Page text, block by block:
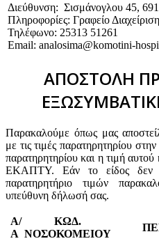
Διεύθυνση: Σισμάνογλου 45,
Πληροφορίες: Γραφείο
Τηλέφωνο: 25313 51261
Email: analosima@komotini-
ΑΠΟΣΤΟΛΗ
Παρακαλούμε όπως μας
με τις τιμές παρατηρητηρίου
παρατηρητηρίου και η τιμή
ΕΚΑΠΤΥ. Εάν το είδος δεν
παρατηρητήριο τιμών
υπεύθυνη δήλωσή σας.
Α/
Α
ΚΩΔ.
ΝΟΣΟΚΟΜΕΙΟΥ